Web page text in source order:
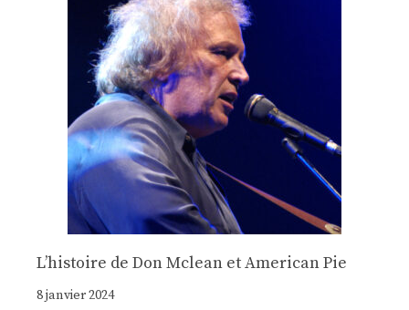
Lʼhistoire de Don Mclean et American Pie
8 janvier 2024